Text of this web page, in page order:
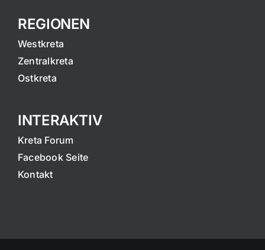
REGIONEN
Westkreta
Zentralkreta
Ostkreta
INTERAKTIV
Kreta Forum
Facebook Seite
Kontakt